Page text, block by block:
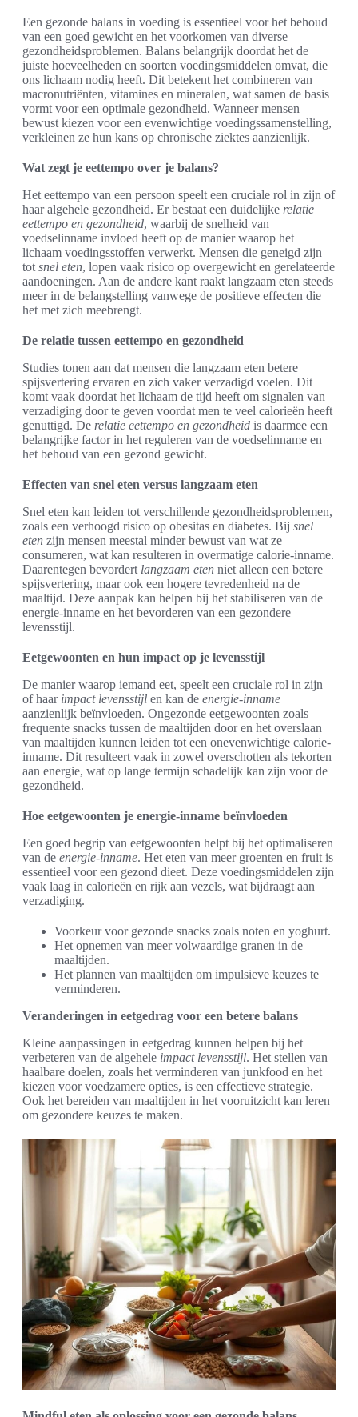
Een gezonde balans in voeding is essentieel voor het behoud
van een goed gewicht en het voorkomen van diverse
gezondheidsproblemen. Balans belangrijk doordat het de
juiste hoeveelheden en soorten voedingsmiddelen omvat, die
ons lichaam nodig heeft. Dit betekent het combineren van
macronutriënten, vitamines en mineralen, wat samen de basis
vormt voor een optimale gezondheid. Wanneer mensen
bewust kiezen voor een evenwichtige voedingssamenstelling,
verkleinen ze hun kans op chronische ziektes aanzienlijk.
Wat zegt je eettempo over je balans?
Het eettempo van een persoon speelt een cruciale rol in zijn of
haar algehele gezondheid. Er bestaat een duidelijke relatie
eettempo en gezondheid, waarbij de snelheid van
voedselinname invloed heeft op de manier waarop het
lichaam voedingsstoffen verwerkt. Mensen die geneigd zijn
tot snel eten, lopen vaak risico op overgewicht en gerelateerde
aandoeningen. Aan de andere kant raakt langzaam eten steeds
meer in de belangstelling vanwege de positieve effecten die
het met zich meebrengt.
De relatie tussen eettempo en gezondheid
Studies tonen aan dat mensen die langzaam eten betere
spijsvertering ervaren en zich vaker verzadigd voelen. Dit
komt vaak doordat het lichaam de tijd heeft om signalen van
verzadiging door te geven voordat men te veel calorieën heeft
genuttigd. De relatie eettempo en gezondheid is daarmee een
belangrijke factor in het reguleren van de voedselinname en
het behoud van een gezond gewicht.
Effecten van snel eten versus langzaam eten
Snel eten kan leiden tot verschillende gezondheidsproblemen,
zoals een verhoogd risico op obesitas en diabetes. Bij snel
eten zijn mensen meestal minder bewust van wat ze
consumeren, wat kan resulteren in overmatige calorie-inname.
Daarentegen bevordert langzaam eten niet alleen een betere
spijsvertering, maar ook een hogere tevredenheid na de
maaltijd. Deze aanpak kan helpen bij het stabiliseren van de
energie-inname en het bevorderen van een gezondere
levensstijl.
Eetgewoonten en hun impact op je levensstijl
De manier waarop iemand eet, speelt een cruciale rol in zijn
of haar impact levensstijl en kan de energie-inname
aanzienlijk beïnvloeden. Ongezonde eetgewoonten zoals
frequente snacks tussen de maaltijden door en het overslaan
van maaltijden kunnen leiden tot een onevenwichtige calorie-
inname. Dit resulteert vaak in zowel overschotten als tekorten
aan energie, wat op lange termijn schadelijk kan zijn voor de
gezondheid.
Hoe eetgewoonten je energie-inname beïnvloeden
Een goed begrip van eetgewoonten helpt bij het optimaliseren
van de energie-inname. Het eten van meer groenten en fruit is
essentieel voor een gezond dieet. Deze voedingsmiddelen zijn
vaak laag in calorieën en rijk aan vezels, wat bijdraagt aan
verzadiging.
Voorkeur voor gezonde snacks zoals noten en yoghurt.
Het opnemen van meer volwaardige granen in de
maaltijden.
Het plannen van maaltijden om impulsieve keuzes te
verminderen.
Veranderingen in eetgedrag voor een betere balans
Kleine aanpassingen in eetgedrag kunnen helpen bij het
verbeteren van de algehele impact levensstijl. Het stellen van
haalbare doelen, zoals het verminderen van junkfood en het
kiezen voor voedzamere opties, is een effectieve strategie.
Ook het bereiden van maaltijden in het vooruitzicht kan leren
om gezondere keuzes te maken.